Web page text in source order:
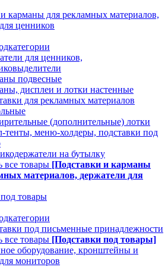
карманы для рекламных материалов,
ценников
для ценников,
подвесные
дисплеи и лотки настенные
для рекламных материалов
(дополнительные) лотки
тенты, меню-холдеры, подставки под
на бутылку
все товары [Подставки и карманы
материалов, держатели для
товары
под письменные принадлежности
все товары [Подставки под товары]
оборудование, кронштейны и
мониторов